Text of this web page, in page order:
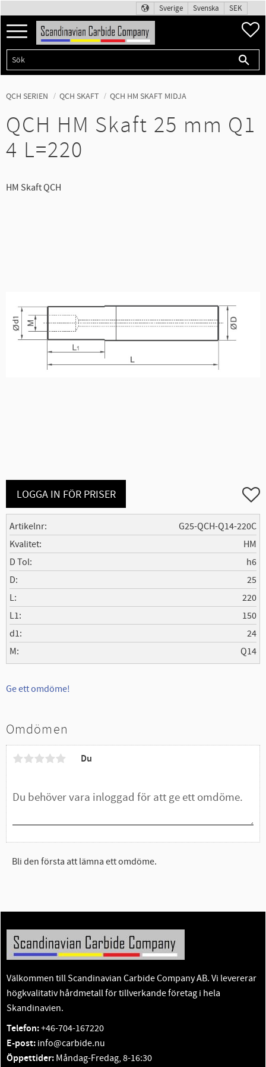
Meny
Sverige Svenska SEK
QCH SERIEN QCH SKAFT QCH HM SKAFT MIDJA
QCH HM Skaft 25 mm Q1
4 L=220
HM Skaft QCH
LOGGA IN FÖR PRISER Lägg
Artikelnr
G25-QCH-Q14-220C
Kvalitet
HM
D Tol
h6
D
25
L
220
L1
150
d1
24
M
Q14
Ge ett omdöme!
Omdömen
Du
Bli den första att lämna ett omdöme.
Välkommen till Scandinavian Carbide Company AB. Vi levererar
högkvalitativ hårdmetall för tillverkande företag i hela
Skandinavien.
Telefon:+46-704-167220
E-post: info@carbide.nu
Öppettider: Måndag-Fredag, 8-16:30